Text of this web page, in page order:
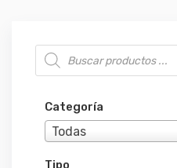
Búsqueda de productos
Categoría
Todas
Tipo